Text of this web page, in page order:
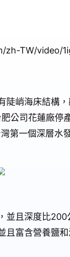
TW/video/
陡峭海床結構
公司花蓮廠停
第一個深層水
並且深度比200
且富含營養鹽